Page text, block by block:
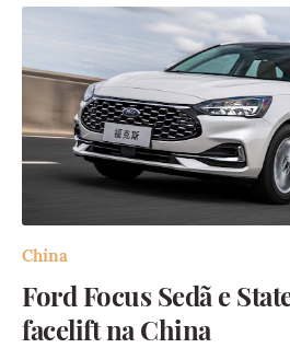
China
Ford Focus Sedã e
facelift na China